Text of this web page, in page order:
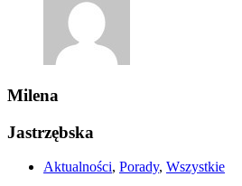
Milena
Jastrzębska
Aktualności, Porady, Wszystkie